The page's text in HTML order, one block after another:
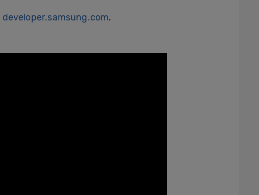
developer.samsung.com.